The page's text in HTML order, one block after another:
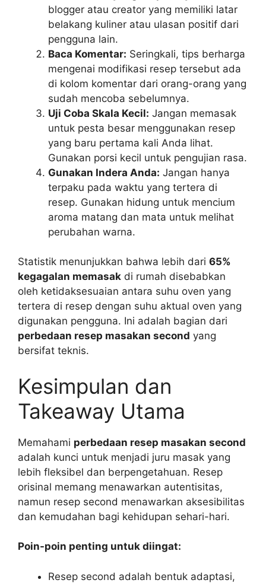
blogger atau creator yang memiliki latar
belakang kuliner atau ulasan positif dari
pengguna lain.
Baca Komentar: Seringkali, tips berharga
mengenai modifikasi resep tersebut ada
di kolom komentar dari orang-orang yang
sudah mencoba sebelumnya.
Uji Coba Skala Kecil: Jangan memasak
untuk pesta besar menggunakan resep
yang baru pertama kali Anda lihat.
Gunakan porsi kecil untuk pengujian rasa.
Gunakan Indera Anda: Jangan hanya
terpaku pada waktu yang tertera di
resep. Gunakan hidung untuk mencium
aroma matang dan mata untuk melihat
perubahan warna.
Statistik menunjukkan bahwa lebih dari 65%
kegagalan memasak di rumah disebabkan
oleh ketidaksesuaian antara suhu oven yang
tertera di resep dengan suhu aktual oven yang
digunakan pengguna. Ini adalah bagian dari
perbedaan resep masakan second yang
bersifat teknis.
Kesimpulan dan
Takeaway Utama
Memahami perbedaan resep masakan second
adalah kunci untuk menjadi juru masak yang
lebih fleksibel dan berpengetahuan. Resep
orisinal memang menawarkan autentisitas,
namun resep second menawarkan aksesibilitas
dan kemudahan bagi kehidupan sehari-hari.
Poin-poin penting untuk diingat:
Resep second adalah bentuk adaptasi,